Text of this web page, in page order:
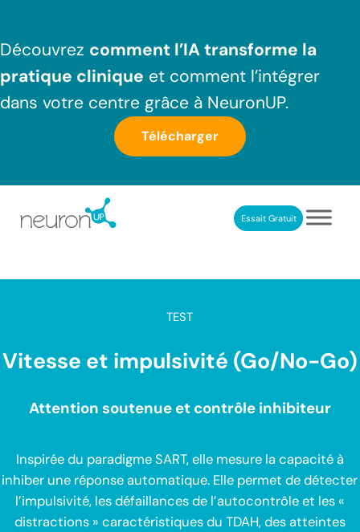
Découvrez comment l’IA transforme la
pratique clinique et comment l’intégrer
dans votre centre grâce à NeuronUP.
Télécharger
Essait Gratuit
TEST
Vitesse et impulsivité (Go/No-Go)
Attention soutenue et contrôle inhibiteur
Inspirée du paradigme SART, elle mesure la capacité à
inhiber une réponse automatique. Elle permet de détecter
l’impulsivité, les défaillances de l’autocontrôle et les «
distractions » caractéristiques du TDAH, des atteintes